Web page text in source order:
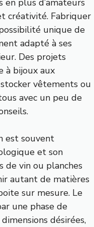
plus d’amateurs
créativité. Fabriquer
unique de
adapté à ses
Des projets
à bijoux aux
vêtements ou
avec un peu de
est souvent
et son
de vin ou planches
autant de matières
sur mesure. Le
une phase de
désirées,